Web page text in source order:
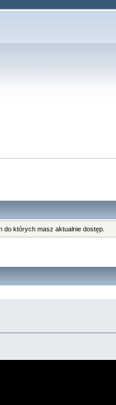
do których masz aktualnie dostęp.